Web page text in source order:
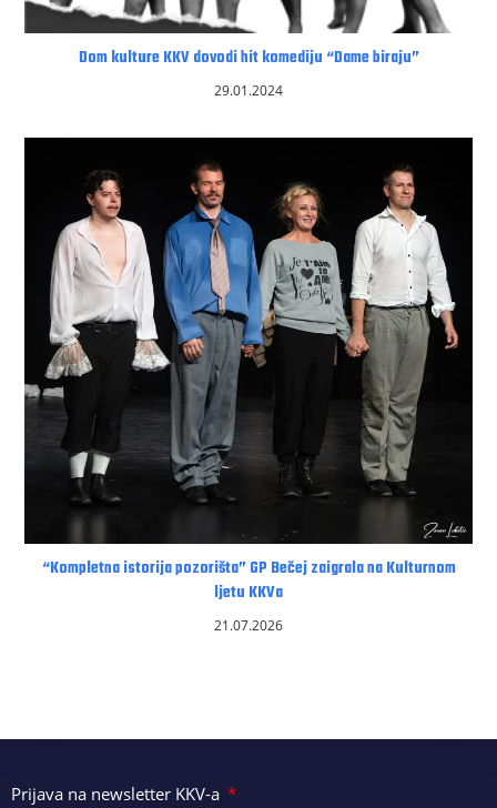
Dom kulture KKV dovodi hit komediju “Dame biraju”
29.01.2024
“Kompletna istorija pozorišta” GP Bečej zaigrala na Kulturnom
ljetu KKVa
21.07.2026
Prijava na newsletter KKV-a